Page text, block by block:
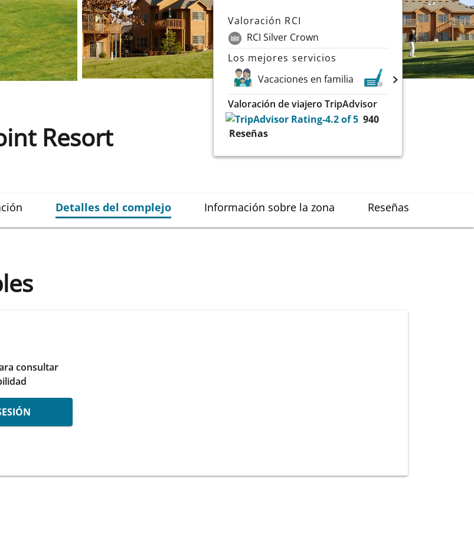
Resort
Valoración RCI
RCI Silver Crown
Los mejores servicios
Vacaciones en familia
Golf
Lagos
Valoración de viajero TripAdvisor
940
Reseñas
Detalles del complejo Información sobre la zona Reseñas
consultar